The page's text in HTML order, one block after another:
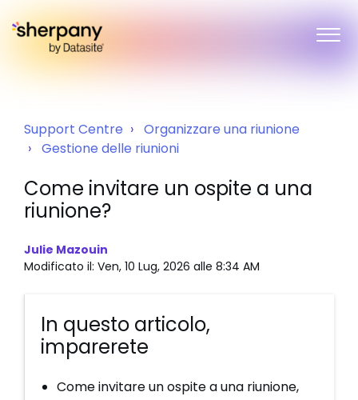
Support Centre
Organizzare una riunione
Gestione delle riunioni
Come invitare un ospite a una
riunione?
Julie Mazouin
Modificato il: Ven, 10 Lug, 2026 alle 8:34 AM
In questo articolo,
imparerete
Come invitare un ospite a una riunione,